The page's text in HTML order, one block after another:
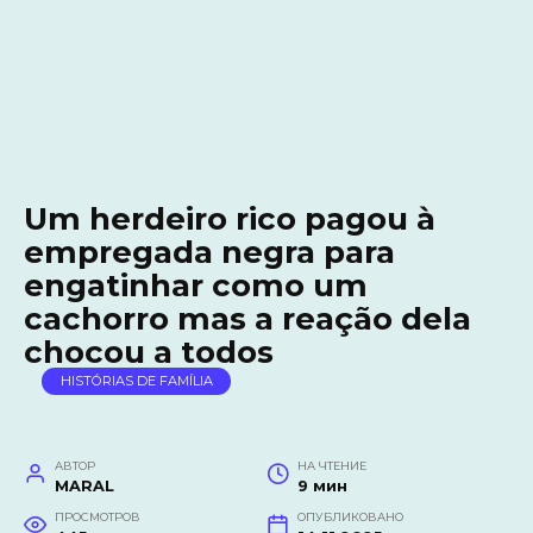
Um herdeiro rico pagou à
empregada negra para
engatinhar como um
cachorro mas a reação dela
chocou a todos
HISTÓRIAS DE FAMÍLIA
АВТОР
MARAL
НА ЧТЕНИЕ
9 мин
ПРОСМОТРОВ ОПУБЛИКОВАНО